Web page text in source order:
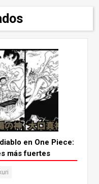
en One Piece:
más fuertes